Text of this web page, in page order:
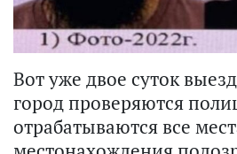
Вот уже двое суток
город проверяются
отрабатываются все